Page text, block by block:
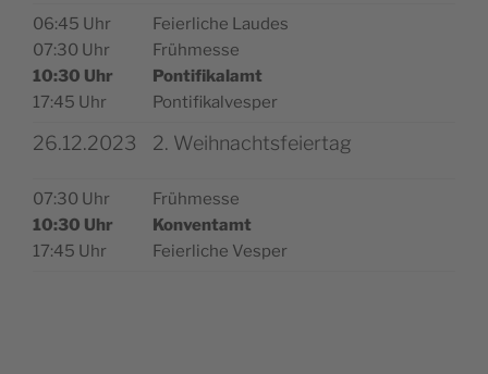
06:45 Uhr
07:30 Uhr
10:30 Uhr
17:45 Uhr
Fei­er­li­che Laudes
Frühmesse
Pon­ti­fi­kal­amt
Pontifikalvesper
26.12.2023 2. Weihnachtsfeiertag
07:30 Uhr
10:30 Uhr
17:45 Uhr
Früh­mes­se
Kon­vent­amt
Fei­er­li­che Vesper